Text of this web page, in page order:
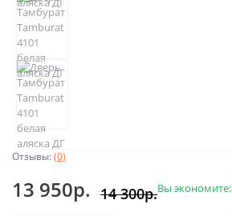
Отзывы:(0)
13 950р. 14 300р.Вы экономите: